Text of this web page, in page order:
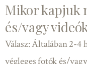
Mikor kapjuk
és/vagy
Válasz: Általában 2-4
végleges fotók és/